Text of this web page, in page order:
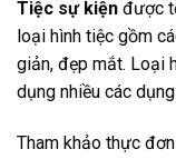
Tiệc sự kiện được
loại hình tiệc gồm
giản, đẹp mắt. Loại
dụng nhiều các
Tham khảo thực